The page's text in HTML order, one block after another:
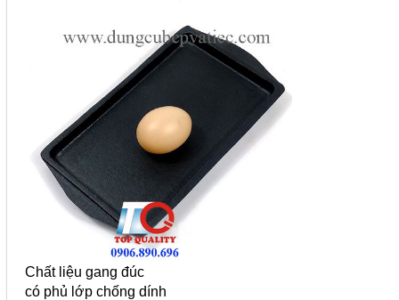
Chất liệu gang đúc
có phủ lớp chống dính